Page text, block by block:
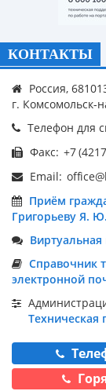
КОНТАКТЫ
Россия,
г. Комсомольск-
Телефон для
Факс:
Email:
Приём
Григорьеву Я. Ю.
Справочник
электронной
Техническая